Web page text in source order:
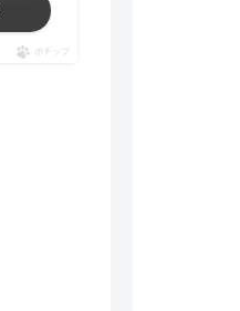
ポチップ